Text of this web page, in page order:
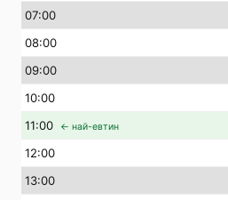
07:00
08:00
09:00
10:00
11:00 ← най-евтин
12:00
13:00